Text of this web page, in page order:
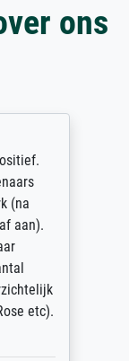
ons
(na
aan).
etc).